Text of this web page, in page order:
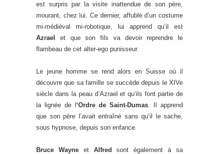
est surpris par la visite inattendue de son père,
mourant, chez lui. Ce dernier, affublé d’un costume
mi-médiéval mi-robotique, lui apprend qu’il est
Azrael
et que son fils va devoir reprendre le
flambeau de cet alter-ego punisseur.
Le jeune homme se rend alors en Suisse où il
découvre que sa famille se succède depuis le XIVe
siècle dans la peau d’Azrael et qu’ils font partie de
la lignée de l ‘Ordre de Saint-Dumas. Il apprend
que son père l’avait entraîné sans qu’il le sache,
sous hypnose, depuis son enfance.
Bruce Wayneet Alfred
sont également à sa